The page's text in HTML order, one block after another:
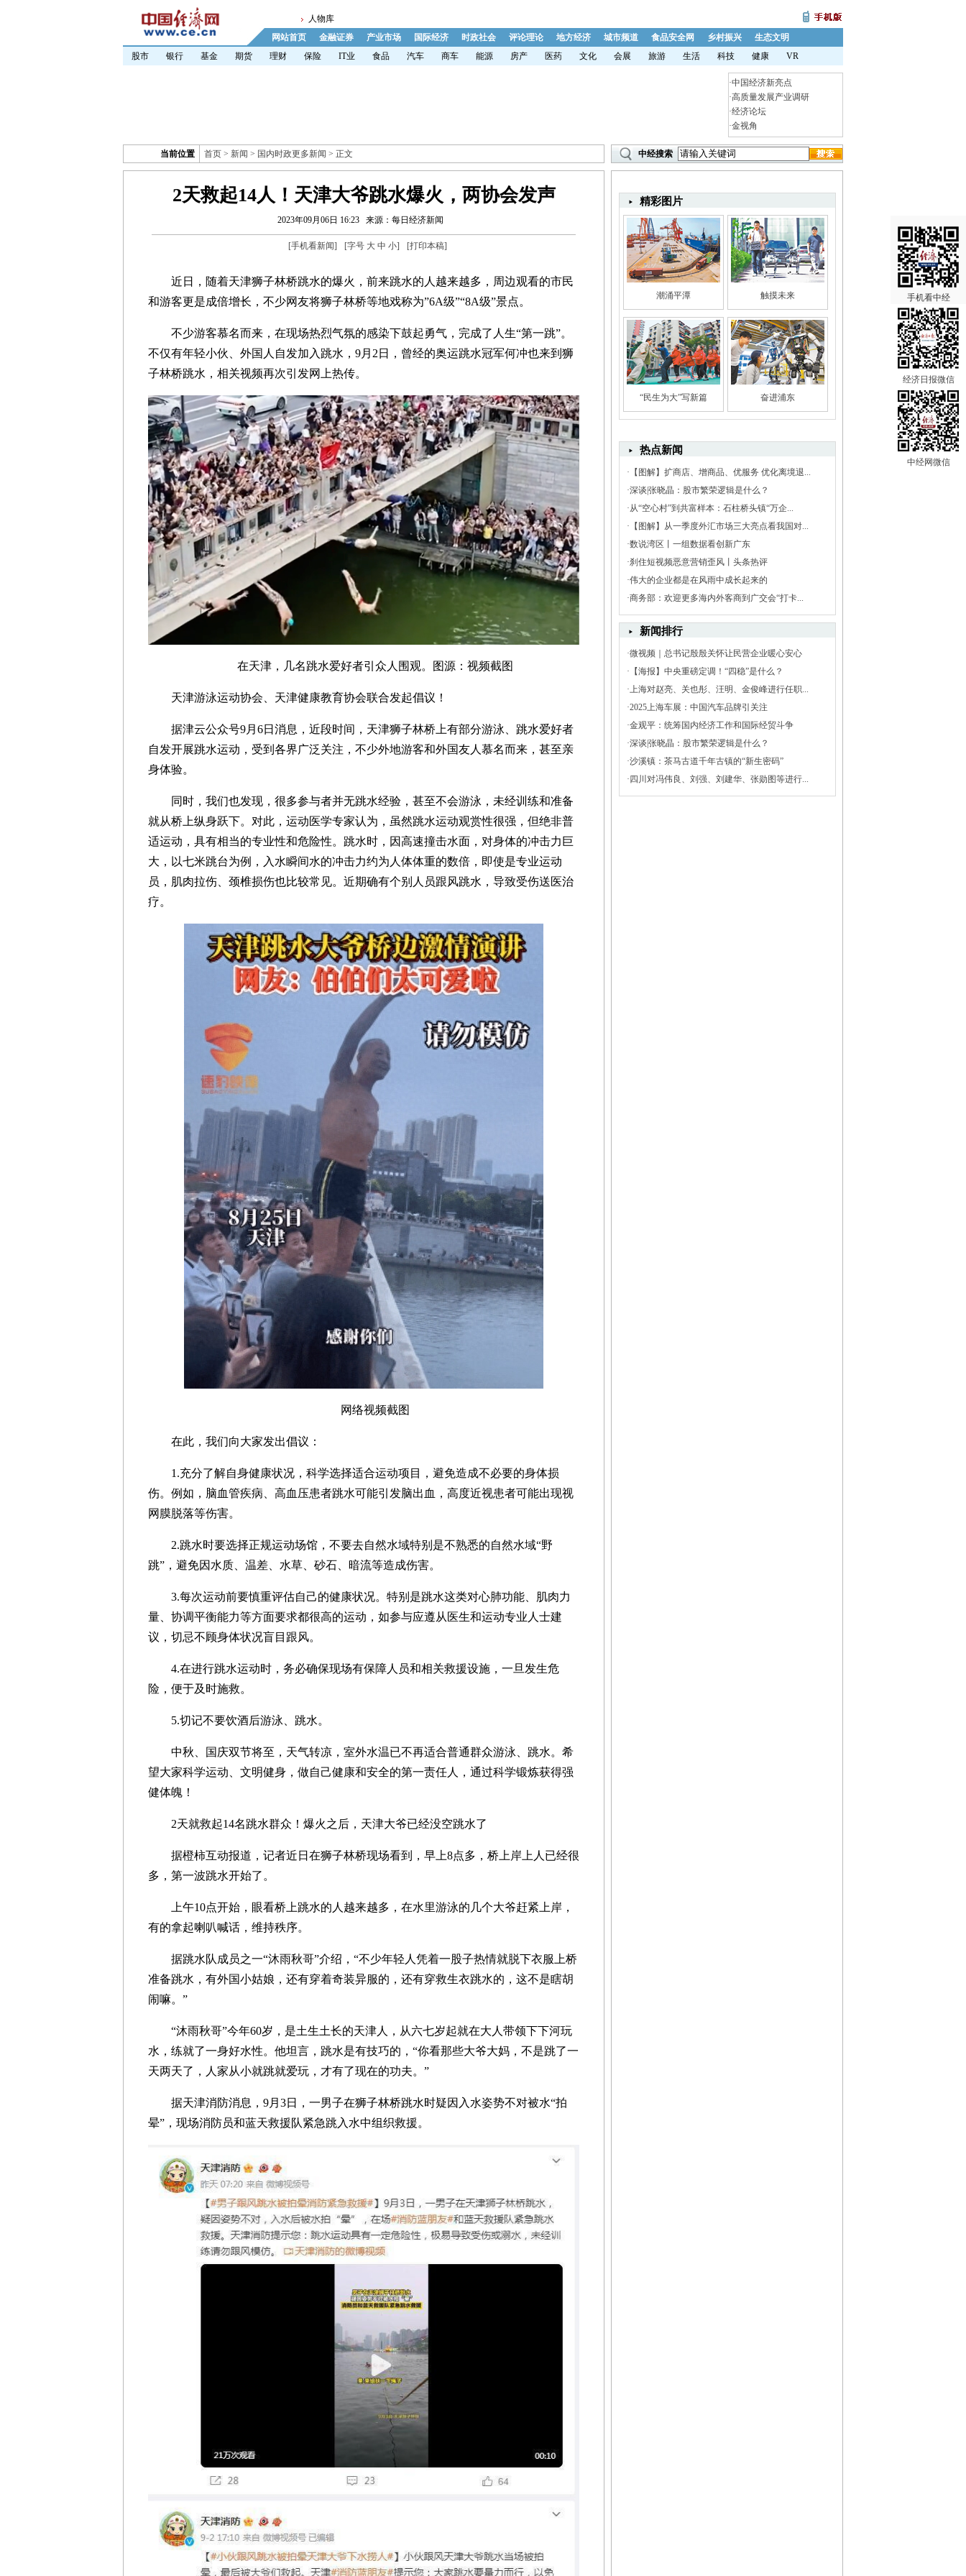
手机看中经
经济日报微信
中经网微信
人物库
网站首页
金融证券 产业市场 国际经济 时政社会 评论理论 地方经济 城市频道 食品安全网 乡村振兴
生态文明
股市
银行 基金 期货 理财 保险 IT业 食品 汽车 商车 能源 房产 医药 文化 会展 旅游 生活 科技 健康 VR
·中国经济新亮点
·高质量发展产业调研
·经济论坛
·金视角
当前位置 首页 > 新闻 > 国内时政更多新闻 > 正文 中经搜索
2天救起14人！天津大爷跳水爆火，两协会发声
2023年09月06日 16:23 来源：每日经济新闻
[手机看新闻] [字号 大 中 小] [打印本稿]
近日，随着天津狮子林桥跳水的爆火，前来跳水的人越来越多，周边观看的市民
和游客更是成倍增长，不少网友将狮子林桥等地戏称为”6A级”“8A级”景点。
不少游客慕名而来，在现场热烈气氛的感染下鼓起勇气，完成了人生“第一跳”。
不仅有年轻小伙、外国人自发加入跳水，9月2日，曾经的奥运跳水冠军何冲也来到狮
子林桥跳水，相关视频再次引发网上热传。
在天津，几名跳水爱好者引众人围观。图源：视频截图
天津游泳运动协会、天津健康教育协会联合发起倡议！
据津云公众号9月6日消息，近段时间，天津狮子林桥上有部分游泳、跳水爱好者
自发开展跳水运动，受到各界广泛关注，不少外地游客和外国友人慕名而来，甚至亲
身体验。
同时，我们也发现，很多参与者并无跳水经验，甚至不会游泳，未经训练和准备
就从桥上纵身跃下。对此，运动医学专家认为，虽然跳水运动观赏性很强，但绝非普
适运动，具有相当的专业性和危险性。跳水时，因高速撞击水面，对身体的冲击力巨
大，以七米跳台为例，入水瞬间水的冲击力约为人体体重的数倍，即使是专业运动
员，肌肉拉伤、颈椎损伤也比较常见。近期确有个别人员跟风跳水，导致受伤送医治
疗。
网络视频截图
在此，我们向大家发出倡议：
1.充分了解自身健康状况，科学选择适合运动项目，避免造成不必要的身体损
伤。例如，脑血管疾病、高血压患者跳水可能引发脑出血，高度近视患者可能出现视
网膜脱落等伤害。
2.跳水时要选择正规运动场馆，不要去自然水域特别是不熟悉的自然水域“野
跳”，避免因水质、温差、水草、砂石、暗流等造成伤害。
3.每次运动前要慎重评估自己的健康状况。特别是跳水这类对心肺功能、肌肉力
量、协调平衡能力等方面要求都很高的运动，如参与应遵从医生和运动专业人士建
议，切忌不顾身体状况盲目跟风。
4.在进行跳水运动时，务必确保现场有保障人员和相关救援设施，一旦发生危
险，便于及时施救。
5.切记不要饮酒后游泳、跳水。
中秋、国庆双节将至，天气转凉，室外水温已不再适合普通群众游泳、跳水。希
望大家科学运动、文明健身，做自己健康和安全的第一责任人，通过科学锻炼获得强
健体魄！
2天就救起14名跳水群众！爆火之后，天津大爷已经没空跳水了
据橙柿互动报道，记者近日在狮子林桥现场看到，早上8点多，桥上岸上人已经很
多，第一波跳水开始了。
上午10点开始，眼看桥上跳水的人越来越多，在水里游泳的几个大爷赶紧上岸，
有的拿起喇叭喊话，维持秩序。
据跳水队成员之一“沐雨秋哥”介绍，“不少年轻人凭着一股子热情就脱下衣服上桥
准备跳水，有外国小姑娘，还有穿着奇装异服的，还有穿救生衣跳水的，这不是瞎胡
闹嘛。”
“沐雨秋哥”今年60岁，是土生土长的天津人，从六七岁起就在大人带领下下河玩
水，练就了一身好水性。他坦言，跳水是有技巧的，“你看那些大爷大妈，不是跳了一
天两天了，人家从小就跳就爱玩，才有了现在的功夫。”
据天津消防消息，9月3日，一男子在狮子林桥跳水时疑因入水姿势不对被水“拍
晕”，现场消防员和蓝天救援队紧急跳入水中组织救援。
精彩图片
潮涌平潭 触摸未来
“民生为大”写新篇 奋进浦东
热点新闻
· 【图解】扩商店、增商品、优服务 优化离境退...
·深谈|张晓晶：股市繁荣逻辑是什么？
·从“空心村”到共富样本：石柱桥头镇“万企...
· 【图解】从一季度外汇市场三大亮点看我国对...
·数说湾区丨一组数据看创新广东
·刹住短视频恶意营销歪风丨头条热评
·伟大的企业都是在风雨中成长起来的
·商务部：欢迎更多海内外客商到广交会“打卡...
新闻排行
·微视频｜总书记殷殷关怀让民营企业暖心安心
· 【海报】中央重磅定调！“四稳”是什么？
·上海对赵亮、关也彤、汪明、金俊峰进行任职...
·2025上海车展：中国汽车品牌引关注
·金观平：统筹国内经济工作和国际经贸斗争
·深谈|张晓晶：股市繁荣逻辑是什么？
·沙溪镇：茶马古道千年古镇的“新生密码”
· 四川对冯伟良、刘强、刘建华、张勋图等进行...